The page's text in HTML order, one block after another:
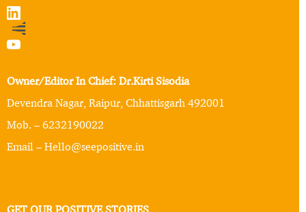
Owner/Editor In Chief: Dr.Kirti Sisodia
Devendra Nagar, Raipur, Chhattisgarh 492001
Mob. – 6232190022
Email – Hello@seepositive.in
GET OUR POSITIVE STORIES